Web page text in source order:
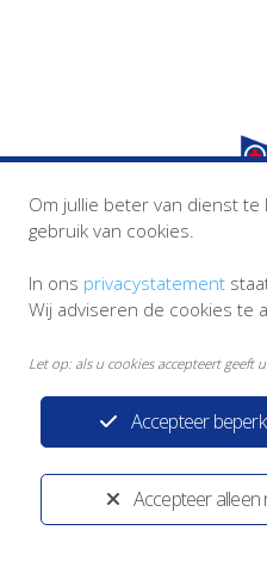
Privacystatement
Ontwikkeld
Accepteer alleen
Accepteer
Om jullie beter van dienst te
gebruik van cookies.
In ons privacystatement
Wij adviseren de cookies te
Let op: als u cookies accepteert geeft